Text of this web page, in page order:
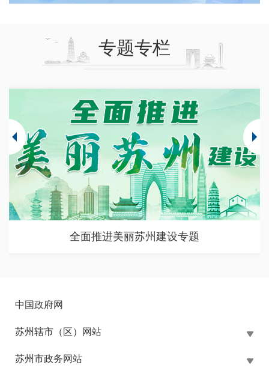
专题专栏
全面推进美丽苏州建设专题
中国政府网
苏州辖市（区）网站
苏州市政务网站